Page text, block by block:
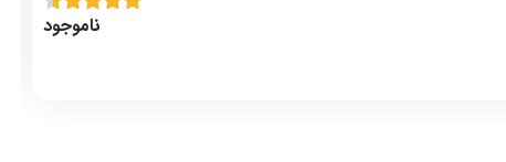
ناموجود